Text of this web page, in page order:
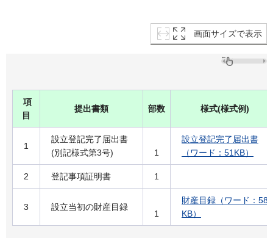
画面サイズで表示
項
目
提出書類 部数 様式(様式例)
1
設立登記完了届出書
(別記様式第3号)
1
設立登記完了届出書
（ワード：51KB）
2 登記事項証明書 1
3 設立当初の財産目録
1
財産目録（ワード：58
KB）